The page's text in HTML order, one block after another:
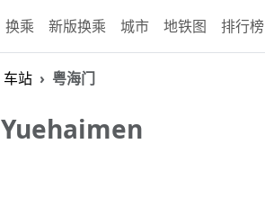
换乘 新版换乘 城市 地铁图 排行榜
车站 粤海门
Yuehaimen